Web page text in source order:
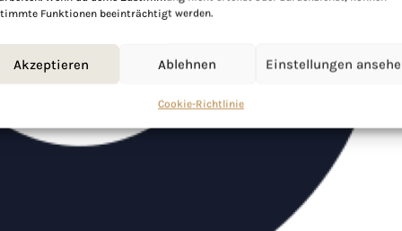
Funktionen beeinträchtigt werden.
Akzeptieren Ablehnen Einstellungen
Cookie-Richtlinie